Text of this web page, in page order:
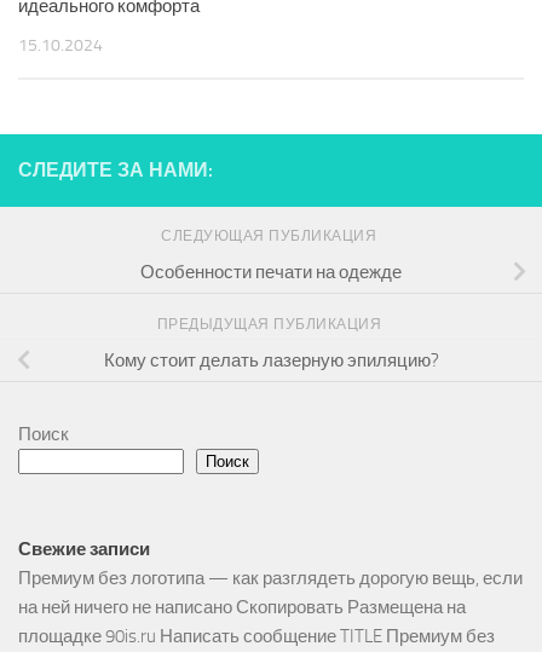
идеального комфорта
15.10.2024
СЛЕДИТЕ ЗА НАМИ:
СЛЕДУЮЩАЯ ПУБЛИКАЦИЯ
Особенности печати на одежде
ПРЕДЫДУЩАЯ ПУБЛИКАЦИЯ
Кому стоит делать лазерную эпиляцию?
Поиск
Поиск
Свежие записи
Премиум без логотипа — как разглядеть дорогую вещь, если
на ней ничего не написано Скопировать Размещена на
площадке 90is.ru Написать сообщение TITLE Премиум без